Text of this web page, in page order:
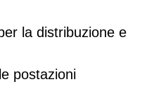
la distribuzione e
postazioni